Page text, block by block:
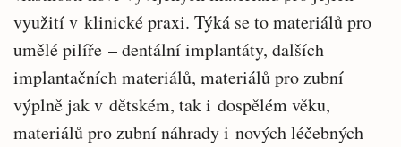
využití v klinické praxi. Týká se to materiálů pro
umělé pilíře – dentální implantáty, dalších
implantačních materiálů, materiálů pro zubní
výplně jak v dětském, tak i dospělém věku,
materiálů pro zubní náhrady i nových léčebných